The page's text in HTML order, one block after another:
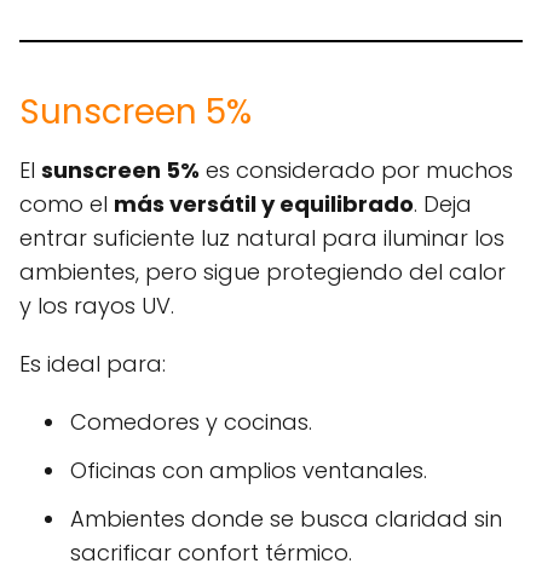
Sunscreen 5%
El sunscreen 5% es considerado por muchos
como el más versátil y equilibrado. Deja
entrar suficiente luz natural para iluminar los
ambientes, pero sigue protegiendo del calor
y los rayos UV.
Es ideal para:
Comedores y cocinas.
Oficinas con amplios ventanales.
Ambientes donde se busca claridad sin
sacrificar confort térmico.